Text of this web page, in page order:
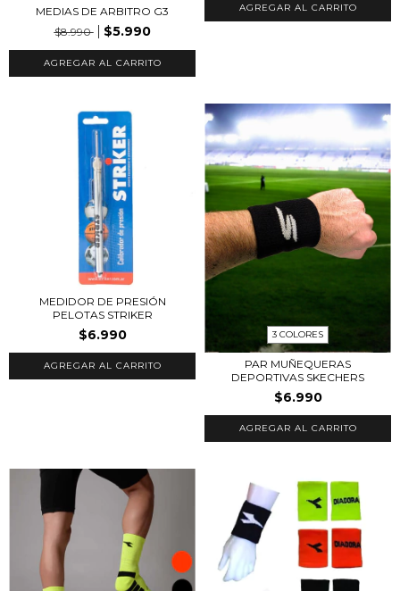
MEDIAS DE ARBITRO G3
$8.990
$5.990
AGREGAR AL CARRITO
MEDIDOR DE PRESIÓN
PELOTAS STRIKER
$6.990 3 COLORES
PAR MUÑEQUERAS
DEPORTIVAS SKECHERS
$6.990
AGREGAR AL CARRITO